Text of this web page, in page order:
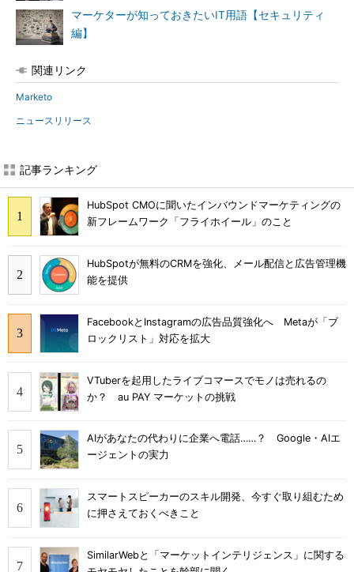
マーケターが知っておきたいIT用語【セキュリティ
編】
関連リンク
Marketo
ニュースリリース
記事ランキング
HubSpot CMOに聞いたインバウンドマーケティングの
新フレームワーク「フライホイール」のこと
HubSpotが無料のCRMを強化、メール配信と広告管理機
能を提供
FacebookとInstagramの広告品質強化へ Metaが「ブ
ロックリスト」対応を拡大
VTuberを起用したライブコマースでモノは売れるの
か？ au PAY マーケットの挑戦
AIがあなたの代わりに企業へ電話……？ Google・AIエ
ージェントの実力
スマートスピーカーのスキル開発、今すぐ取り組むため
に押さえておくべきこと
SimilarWebと「マーケットインテリジェンス」に関する